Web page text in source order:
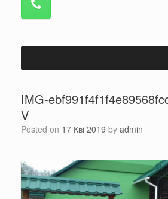
IMG-
V
Posted on 17 Кві 2019 by admin